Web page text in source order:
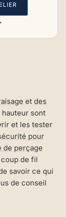
et des
sont
et les tester
pour
de perçage
de fil
savoir ce qui
de conseil